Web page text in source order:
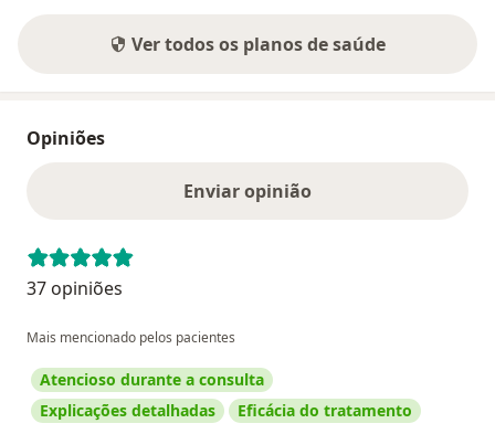
Ver todos os planos de saúde
Opiniões
Enviar opinião
37 opiniões
Mais mencionado pelos pacientes
Atencioso durante a consulta
Explicações detalhadas
Eficácia do tratamento